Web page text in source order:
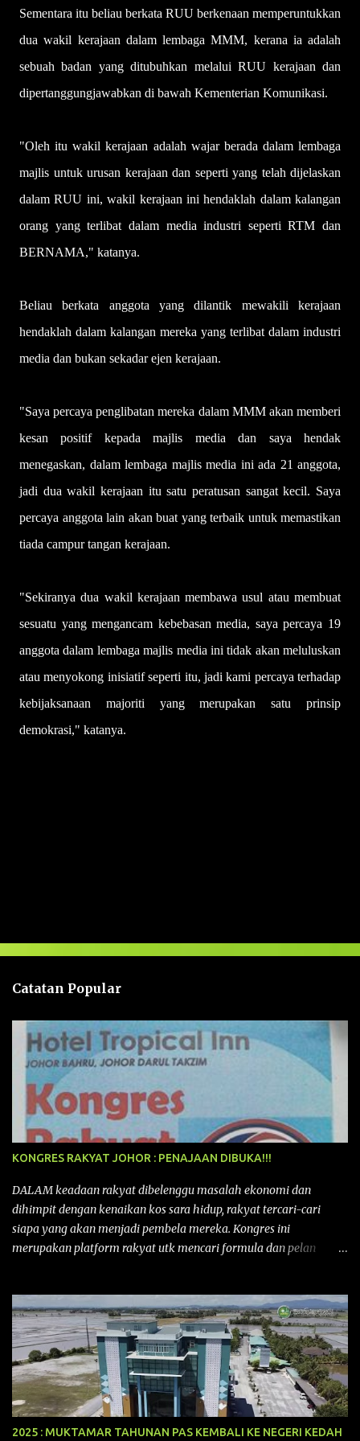
Sementara itu beliau berkata RUU berkenaan memperuntukkan
dua wakil kerajaan dalam lembaga MMM, kerana ia adalah
sebuah badan yang ditubuhkan melalui RUU kerajaan dan
dipertanggungjawabkan di bawah Kementerian Komunikasi.
"Oleh itu wakil kerajaan adalah wajar berada dalam lembaga
majlis untuk urusan kerajaan dan seperti yang telah dijelaskan
dalam RUU ini, wakil kerajaan ini hendaklah dalam kalangan
orang yang terlibat dalam media industri seperti RTM dan
BERNAMA," katanya.
Beliau berkata anggota yang dilantik mewakili kerajaan
hendaklah dalam kalangan mereka yang terlibat dalam industri
media dan bukan sekadar ejen kerajaan.
"Saya percaya penglibatan mereka dalam MMM akan memberi
kesan positif kepada majlis media dan saya hendak
menegaskan, dalam lembaga majlis media ini ada 21 anggota,
jadi dua wakil kerajaan itu satu peratusan sangat kecil. Saya
percaya anggota lain akan buat yang terbaik untuk memastikan
tiada campur tangan kerajaan.
"Sekiranya dua wakil kerajaan membawa usul atau membuat
sesuatu yang mengancam kebebasan media, saya percaya 19
anggota dalam lembaga majlis media ini tidak akan meluluskan
atau menyokong inisiatif seperti itu, jadi kami percaya terhadap
kebijaksanaan majoriti yang merupakan satu prinsip
demokrasi," katanya.
a
n
Catatan Popular
KONGRES RAKYAT JOHOR : PENAJAAN DIBUKA!!!
DALAM keadaan rakyat dibelenggu masalah ekonomi dan
dihimpit dengan kenaikan kos sara hidup, rakyat tercari-cari
siapa yang akan menjadi pembela mereka. Kongres ini
merupakan platform rakyat utk mencari formula dan pelan
pertama yang telah diadakan pada 12 September 2015 di Shah
Alam, Selangor, di peringkat kebangsaan dengan tema
“MEMBINA MALAYSIA SEJAHTERA”, Kongre s Rakyat di
peringkat negeri-negeri mula diadakan. Isu-isu rakyat yang telah
ditimbulkan di peringkat kebangsaan termasuklah isu-isu
ekonomi, sosial, pendidikan, pengurusan sumber, kesihatan,
budaya, pembangunan bandar dan desa, kos dan kualiti hidup
2025 : MUKTAMAR TAHUNAN PAS KEMBALI KE NEGERI KEDAH